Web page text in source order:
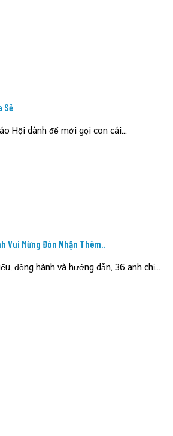
Sẻ
Hội dành để mời gọi con cái...
Vui Mừng Đón Nhận Thêm..
đồng hành và hướng dẫn, 36 anh chị...